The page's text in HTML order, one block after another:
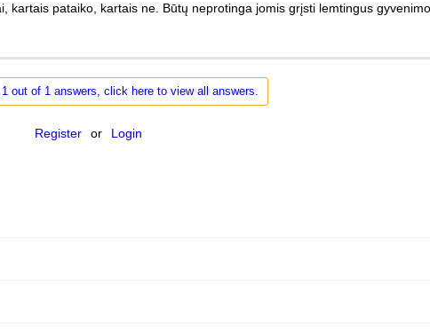
pataiko, kartais ne. Būtų neprotinga jomis grįsti lemtingus
out of 1 answers, click here to view all answers.
Register or Login